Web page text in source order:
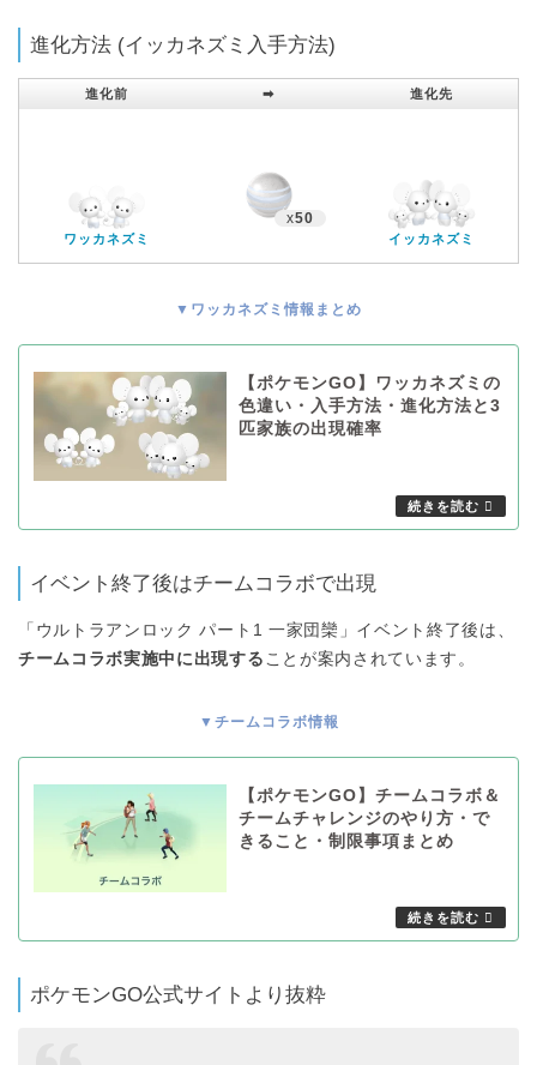
進化方法 (イッカネズミ入手方法)
進化前 ➡︎ 進化先
ワッカネズミ
x50
イッカネズミ
▼ワッカネズミ情報まとめ
【ポケモンGO】ワッカネズミの
色違い・入手方法・進化方法と3
匹家族の出現確率
イベント終了後はチームコラボで出現
「ウルトラアンロック パート1 一家団欒」イベント終了後は、
チームコラボ実施中に出現する ことが案内されています。
▼チームコラボ情報
【ポケモンGO】チームコラボ＆
チームチャレンジのやり方・で
きること・制限事項まとめ
ポケモンGO公式サイトより抜粋